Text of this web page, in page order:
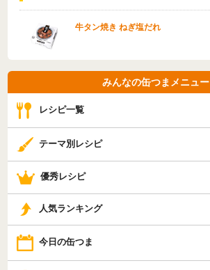
牛タン焼き ねぎ塩だれ
みんなの缶つまメニュー
レシピ一覧
テーマ別レシピ
優秀レシピ
人気ランキング
今日の缶つま